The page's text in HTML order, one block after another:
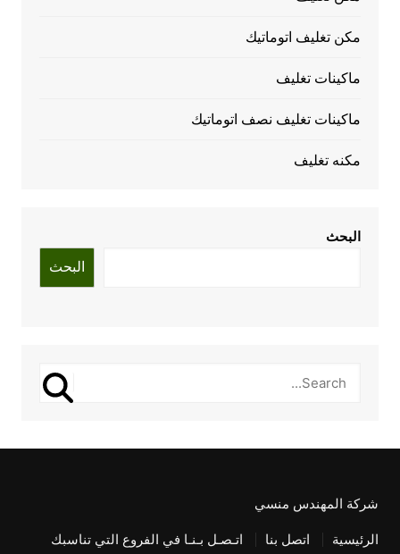
مكن تغليف اتوماتيك
ماكينات تغليف
ماكينات تغليف نصف اتوماتيك
مكنه تغليف
البحث
البحث
شركة المهندس منسي
الرئيسية اتصل بنا اتـصـل بـنـا في الفروع التي تناسبك